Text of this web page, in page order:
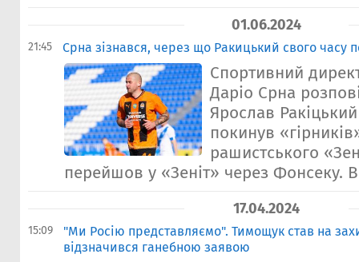
01.06.2024
21:45 Срна зізнався, через що Ракицький свого часу
Спортивний
Даріо Срна
Ярослав
покинув
рашистського
перейшов у «Зеніт» через Фонсеку.
17.04.2024
15:09
"Ми Росію представляємо". Тимощук став на
відзначився ганебною заявою